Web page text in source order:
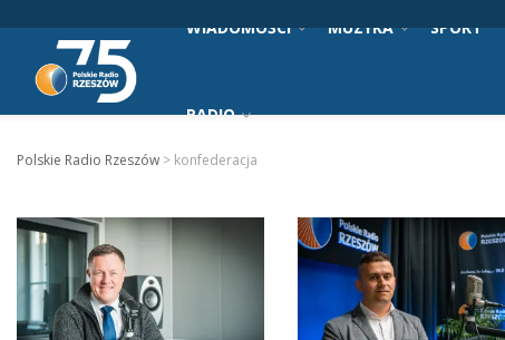
WIADOMOŚCI MUZYKA SPORT
RADIO
Polskie Radio Rzeszów > konfederacja